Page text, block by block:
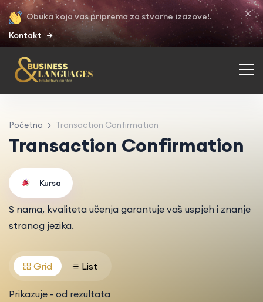
Obuka koja vas priprema za stvarne izazove!.
Kontakt
Početna Transaction Confirmation
Transaction Confirmation
Kursa
S nama, kvaliteta učenja garantuje vaš uspjeh i znanje
stranog jezika.
Grid List
Prikazuje - od rezultata